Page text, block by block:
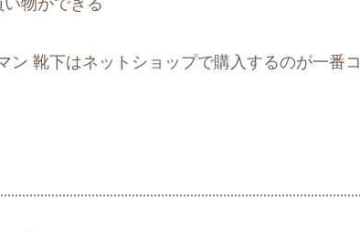
ン 靴下はネットショップで購入するのが一番コ